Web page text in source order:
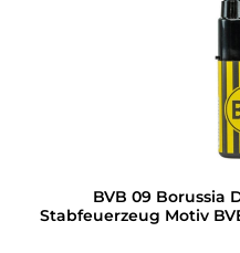
BVB 09 Borussia
Stabfeuerzeug Motiv